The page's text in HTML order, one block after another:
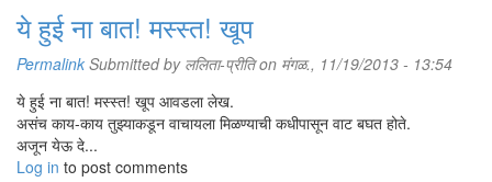
ये हुई ना बात! मस्स्त! खूप
Permalink Submitted by ललिता-प्रीतिon मंगळ., 11/19/2013 - 13:54
ये हुई ना बात! मस्स्त! खूप आवडला लेख.
असंच काय-काय तुझ्याकडून वाचायला मिळण्याची कधीपासून वाट बघत होते.
अजून येऊ दे...
Log in to post comments